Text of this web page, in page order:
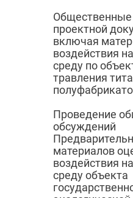
проектной
включая
воздействия
среду по
травления
Проведение
обсуждений
материалов
воздействия
среду объекта